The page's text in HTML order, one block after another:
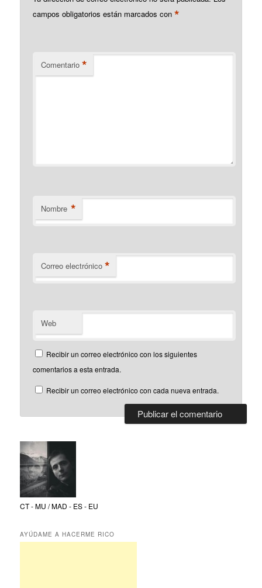
campos obligatorios están marcados con*
Comentario *
Nombre *
Correo electrónico *
Web
Recibir un correo electrónico con los siguientes
comentarios a esta entrada.
Recibir un correo electrónico con cada nueva entrada.
CT - MU / MAD - ES - EU
AYÚDAME A HACERME RICO